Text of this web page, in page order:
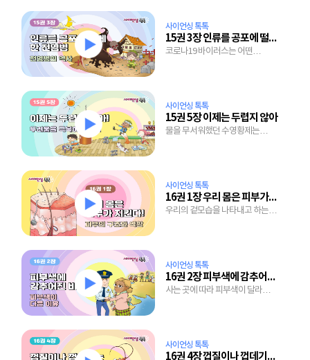
사이언싱 톡톡
15권 3장 인류를 공포에 떨게 한 전염병
코로나19 바이러스는 어떤
사이언싱 톡톡
15권 5장 이제는 두렵지 않아
물을 무서워했던 수영황제는
사이언싱 톡톡
16권 1장 우리 몸은 피부가 지킨다
우리의 겉모습을 나타내고 하는
사이언싱 톡톡
16권 2장 피부색에 감추어진 비밀
사는 곳에 따라 피부색이 달라지는
사이언싱 톡톡
16권 4장 껍질이나 껍데기는 왜 필요할까?